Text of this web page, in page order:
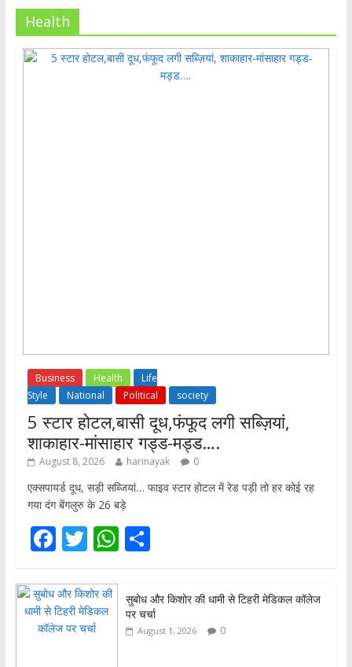
Health
Business Health
Life
Style
National Political society
5 स्टार होटल,बासी दूध,फंफूद लगी सब्ज़ियां,
शाकाहार-मांसाहार गड्ड-मड्ड….
August 8, 2026 harinayak 0
एक्सपायर्ड दूध, सड़ी सब्जियां… फाइव स्टार होटल में रेड पड़ी तो हर कोई रह
गया दंग बेंगलुरु के 26 बड़े
F
e
b
o
T
itt
er
W
at
s
A
S
ar
e
सुबोध और किशोर की धामी से टिहरी मेडिकल कॉलेज
पर चर्चा
August 1, 2026 0